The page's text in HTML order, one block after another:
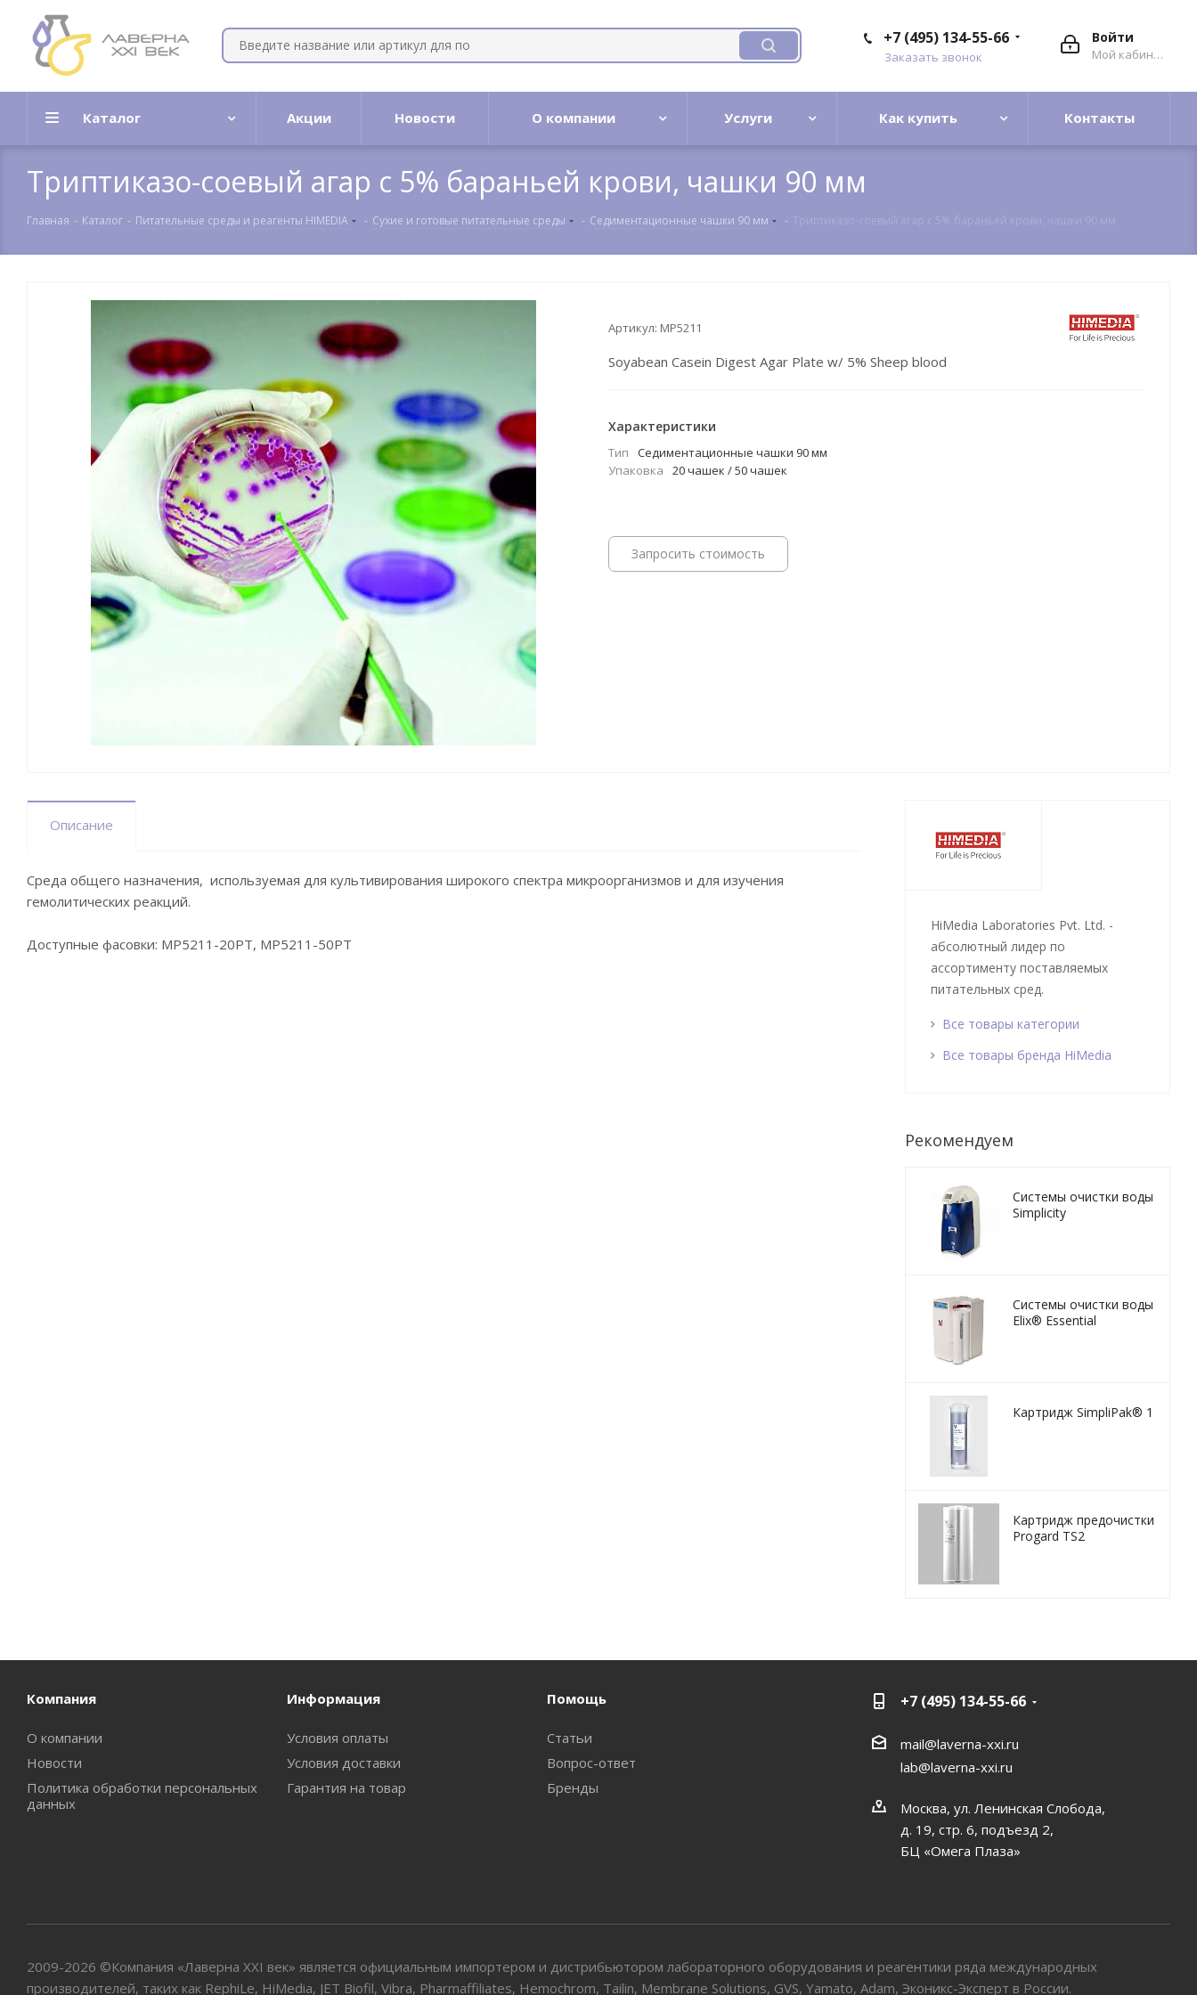
Войти
Мой кабинет
+7 (495) 134-55-66
Заказать звонок
Каталог Акции Новости О компании Услуги Как купить Контакты
Триптиказо-соевый агар с 5% бараньей крови, чашки 90 мм
Главная - Каталог - Питательные среды и реагенты HIMEDIA - Сухие и готовые питательные среды - Cедиментационные чашки 90 мм -
Артикул: MP5211
Soyabean Casein Digest Agar Plate w/ 5% Sheep blood
Характеристики
Тип
Cедиментационные чашки 90 мм
Упаковка
20 чашек / 50 чашек
Запросить стоимость
Описание
Среда общего назначения, используемая для культивирования широкого спектра микроорганизмов и для изучения
гемолитических реакций.
Доступные фасовки: MP5211-20PT, MP5211-50PT
HiMedia Laboratories Pvt. Ltd. -
абсолютный лидер по
ассортименту поставляемых
питательных сред.
Все товары категории
Все товары бренда HiMedia
Рекомендуем
Системы очистки воды
Simplicity
Системы очистки воды
Elix® Essential
Картридж SimpliPak® 1
Картридж предочистки
Progard TS2
Компания
О компании
Новости
Политика обработки персональных
данных
Информация
Условия оплаты
Условия доставки
Гарантия на товар
Помощь
Статьи
Вопрос-ответ
Бренды
+7 (495) 134-55-66
mail@laverna-xxi.ru
lab@laverna-xxi.ru
Москва, ул. Ленинская Слобода,
д. 19, стр. 6, подъезд 2,
БЦ «Омега Плаза»
2009-2026 ©Компания «Лаверна XXI век» является официальным импортером и дистрибьютором лабораторного оборудования и реагентики ряда международных
производителей, таких как RephiLe, HiMedia, JET Biofil, Vibra, Pharmaffiliates, Hemochrom, Tailin, Membrane Solutions, GVS, Yamato, Adam, Эконикс-Эксперт в России.